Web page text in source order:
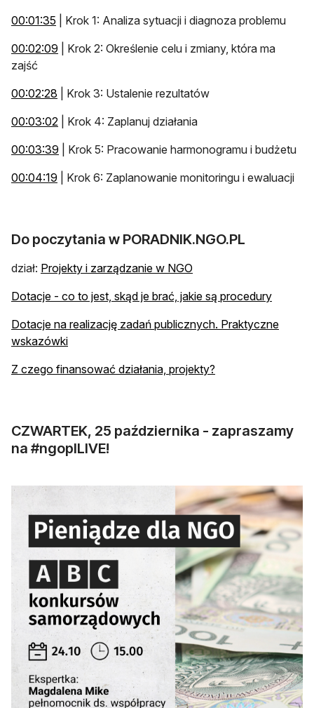
00:01:35 otwiera się w nowej karcie
| Krok 1: Analiza sytuacji i diagnoza problemu
00:02:09 otwiera się w nowej karcie
| Krok 2: Określenie celu i zmiany, która ma
zajść
00:02:28 otwiera się w nowej karcie
| Krok 3: Ustalenie rezultatów
00:03:02 otwiera się w nowej karcie
| Krok 4: Zaplanuj działania
00:03:39 otwiera się w nowej karcie
| Krok 5: Pracowanie harmonogramu i budżetu
00:04:19 otwiera się w nowej karcie
| Krok 6: Zaplanowanie monitoringu i ewaluacji
Do poczytania w PORADNIK.NGO.PL
dział: Projekty i zarządzanie w NGO
Dotacje - co to jest, skąd je brać, jakie są procedury
Dotacje na realizację zadań publicznych. Praktyczne
wskazówki
Z czego finansować działania, projekty?
CZWARTEK, 25 października - zapraszamy
na #ngoplLIVE!